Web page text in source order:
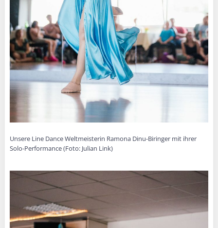
Unsere Line Dance Weltmeisterin Ramona Dinu-Biringer mit ihrer
Solo-Performance (Foto: Julian Link)